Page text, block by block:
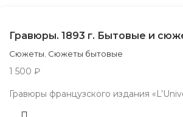
Гравюры. 1893 г. Бытовые и
Сюжеты, Сюжеты бытовые
1 500 ₽
Гравюры французского издания